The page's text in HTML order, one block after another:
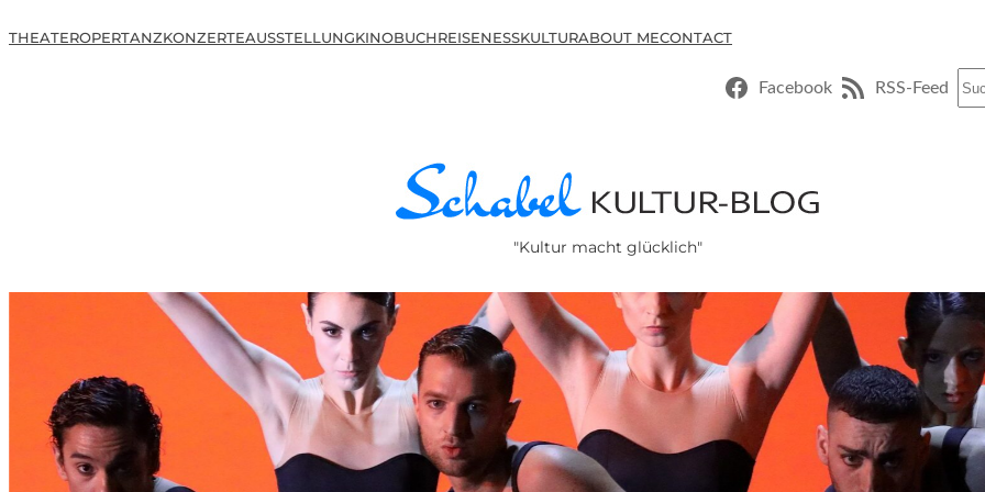
THEATEROPERTANZKONZERTEAUSSTELLUNGKINOBUCHREISENESSKULTURABOUT MECONTACT
Facebook RSS-Feed
"Kultur macht glücklich"